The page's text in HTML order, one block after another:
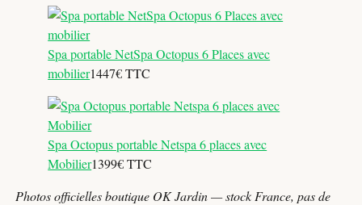
Spa portable NetSpa Octopus 6 Places avec
mobilier1447€ TTC
Spa Octopus portable Netspa 6 places avec
Mobilier1399€ TTC
Photos officielles boutique OK Jardin — stock France, pas de